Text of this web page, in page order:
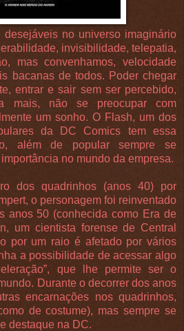
desejáveis no universo imaginário
invisibilidade, telepatia,
mas convenhamos, velocidade
bacanas de todos. Poder chegar
entrar e sair sem ser percebido,
mais, não se preocupar com
um sonho. O Flash, um dos
da DC Comics tem essa
além de popular sempre se
no mundo da empresa.
dos quadrinhos (anos 40) por
o personagem foi reinventado
anos 50 (conhecida como Era de
um cientista forense de Central
por um raio é afetado por vários
a possibilidade de acessar algo
que lhe permite ser o
Durante o decorrer dos anos
encarnações nos quadrinhos,
de costume), mas sempre se
destaque na DC.